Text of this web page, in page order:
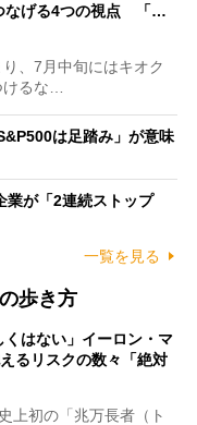
なげる4つの視点 「…
、7月中旬にはキオク
るな…
は足踏み」が意味
業が「2連続ストップ
一覧を見る
歩き方
くはない」イーロン・マ
るリスクの数々「絶対
上初の「兆万長者（ト